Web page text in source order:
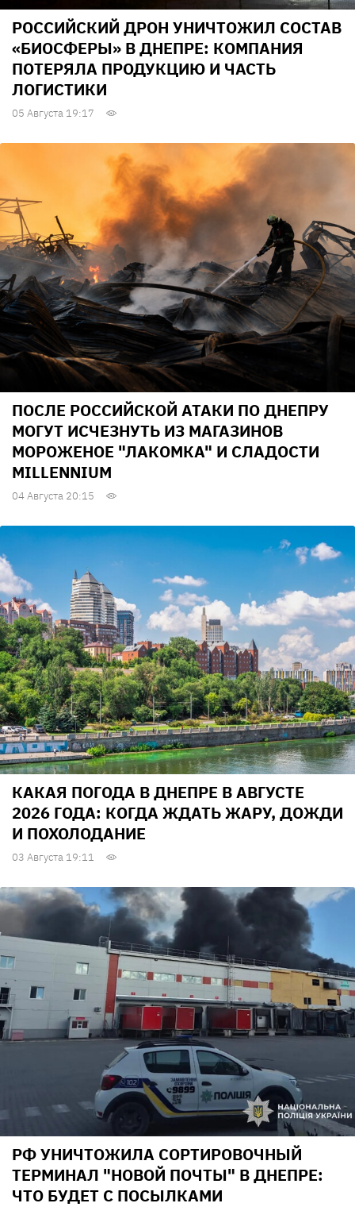
РОССИЙСКИЙ ДРОН УНИЧТОЖИЛ СОСТАВ
«БИОСФЕРЫ» В ДНЕПРЕ: КОМПАНИЯ
ПОТЕРЯЛА ПРОДУКЦИЮ И ЧАСТЬ
ЛОГИСТИКИ
05 Августа 19:17
ПОСЛЕ РОССИЙСКОЙ АТАКИ ПО ДНЕПРУ
МОГУТ ИСЧЕЗНУТЬ ИЗ МАГАЗИНОВ
МОРОЖЕНОЕ "ЛАКОМКА" И СЛАДОСТИ
MILLENNIUM
04 Августа 20:15
КАКАЯ ПОГОДА В ДНЕПРЕ В АВГУСТЕ
2026 ГОДА: КОГДА ЖДАТЬ ЖАРУ, ДОЖДИ
И ПОХОЛОДАНИЕ
03 Августа 19:11
РФ УНИЧТОЖИЛА СОРТИРОВОЧНЫЙ
ТЕРМИНАЛ "НОВОЙ ПОЧТЫ" В ДНЕПРЕ:
ЧТО БУДЕТ С ПОСЫЛКАМИ